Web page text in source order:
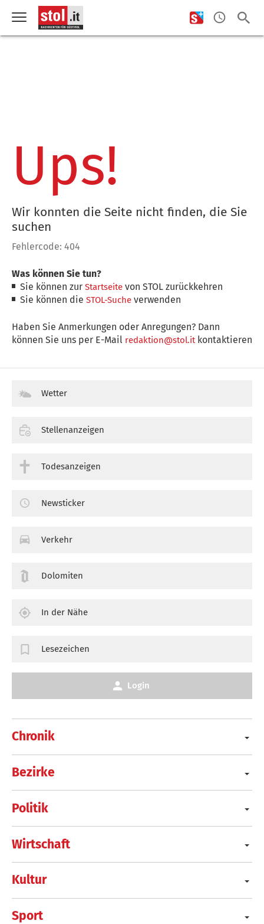
Ups!
Wir konnten die Seite nicht finden, die Sie
suchen
Fehlercode: 404
Was können Sie tun?
Sie können zurStartseite von STOL zurückkehren
Sie können dieSTOL-Suche verwenden
Haben Sie Anmerkungen oder Anregungen? Dann
können Sie uns per E-Mail redaktion@stol.itkontaktieren
Chronik
Bezirke
Politik
Wirtschaft
Kultur
Sport
Wetter
Stellenanzeigen
Todesanzeigen
Newsticker
Verkehr
Dolomiten
In der Nähe
Lesezeichen
Login